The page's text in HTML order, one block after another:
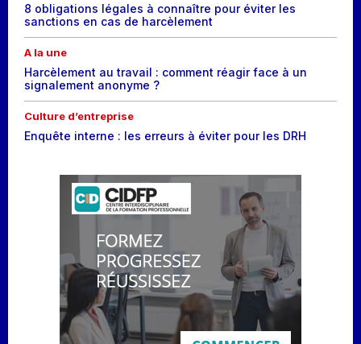
8 obligations légales à connaître pour éviter les
sanctions en cas de harcèlement
A la une
Harcèlement au travail : comment réagir face à un
signalement anonyme ?
Culture d’entreprise
Enquête interne : les erreurs à éviter pour les DRH